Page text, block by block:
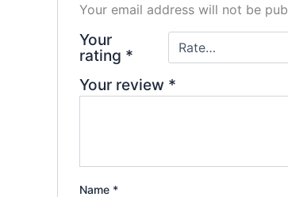
Your email address will not be
Your
rating *
Your review *
Name *